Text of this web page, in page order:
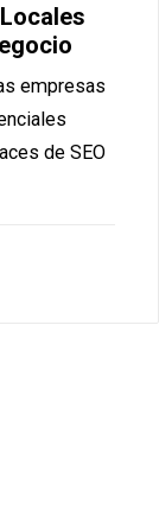
empresas
de SEO